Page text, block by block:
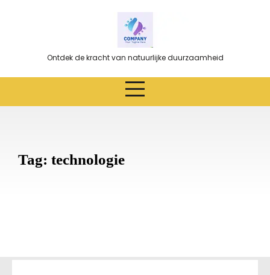
Ontdek de kracht van natuurlijke duurzaamheid
Tag: technologie